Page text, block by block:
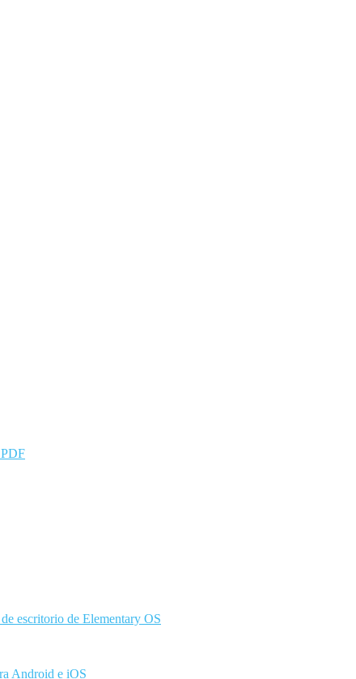
escritorio de Elementary OS
Android e iOS